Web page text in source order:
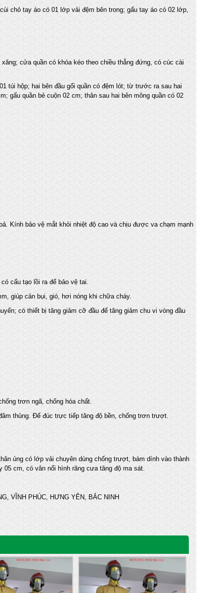
chỏ tay áo có 01 lớp vải đệm bên trong; gấu tay áo có 02 lớp,
cửa quần có khóa kéo theo chiều thẳng đứng, có cúc cài
túi hộp; hai bên đầu gối quần có đệm lót; từ trước ra sau hai
gấu quần bẻ cuộn 02 cm; thân sau hai bên mông quần có 02
Kính bảo vệ mắt khỏi nhiệt độ cao và chịu được va chạm mạnh
cấu tạo lồi ra để bảo vệ tai.
giúp cản bụi, gió, hơi nóng khi chữa cháy.
có thiết bị tăng giảm cỡ đầu để tăng giảm chu vi vòng đầu
trơn ngã, chống hóa chất.
thủng. Đế đúc trực tiếp tăng độ bền, chống trơn trượt.
ủng có lớp vải chuyên dùng chống trượt, bám dính vào thành
05 cm, có vân nổi hình răng cưa tăng độ ma sát.
VĨNH PHÚC, HƯNG YÊN, BẮC NINH